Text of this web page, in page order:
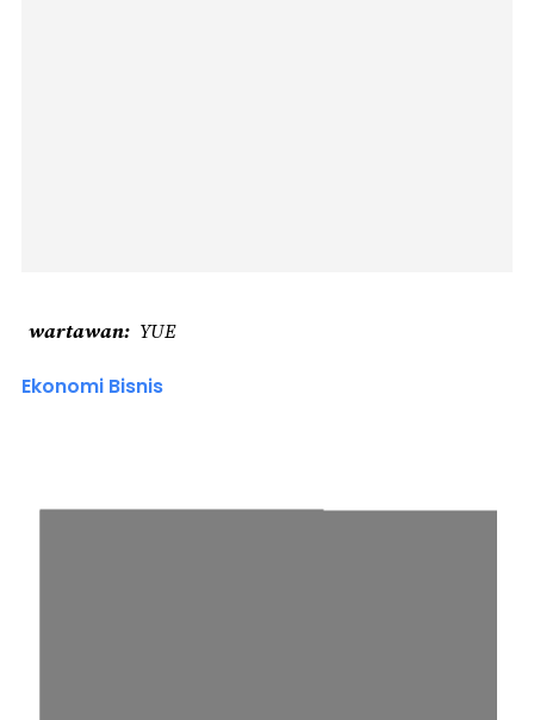
wartawan YUE
Ekonomi Bisnis